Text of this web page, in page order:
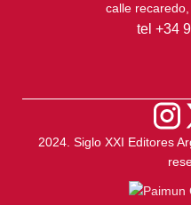
calle
tel +34
2024. Siglo XXI Editores